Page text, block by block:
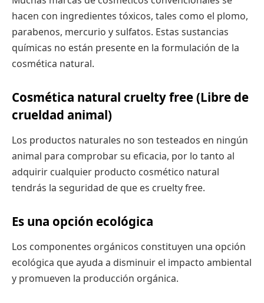
hacen con ingredientes tóxicos, tales como el plomo,
parabenos, mercurio y sulfatos. Estas sustancias
químicas no están presente en la formulación de la
cosmética natural.
Cosmética natural cruelty free (Libre de
crueldad animal)
Los productos naturales no son testeados en ningún
animal para comprobar su eficacia, por lo tanto al
adquirir cualquier producto cosmético natural
tendrás la seguridad de que es cruelty free.
Es una opción ecológica
Los componentes orgánicos constituyen una opción
ecológica que ayuda a disminuir el impacto ambiental
y promueven la producción orgánica.